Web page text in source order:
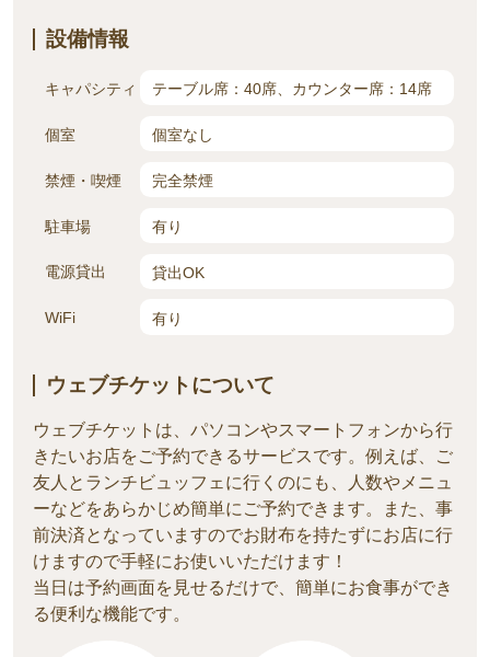
設備情報
キャパシティ テーブル席：40席、カウンター席：14席
個室 個室なし
禁煙・喫煙 完全禁煙
駐車場 有り
電源貸出 貸出OK
WiFi 有り
ウェブチケットについて
ウェブチケットは、パソコンやスマートフォンから行
きたいお店をご予約できるサービスです。例えば、ご
友人とランチビュッフェに行くのにも、人数やメニ ュ
ーなどをあらかじめ簡単にご予約できます。また、事
前決済となっていますのでお財布を持たずにお店に行
けますので手軽にお使いいただけます！
当日は予約画面を見せるだけで、簡単にお食事ができ
る便利な機能です。